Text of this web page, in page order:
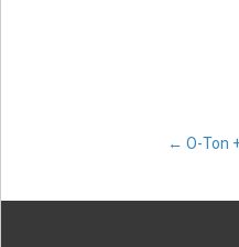
Post
← O-Ton